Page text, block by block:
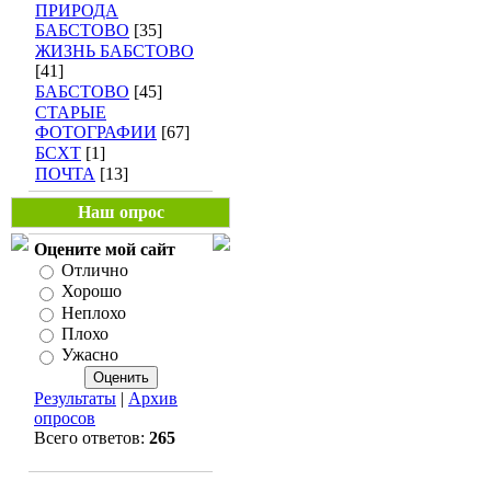
ПРИРОДА
БАБСТОВО [35]
ЖИЗНЬ БАБСТОВО
[41]
БАБСТОВО [45]
СТАРЫЕ
ФОТОГРАФИИ [67]
БСХТ [1]
ПОЧТА [13]
Наш опрос
Оцените мой сайт
Отлично
Хорошо
Неплохо
Плохо
Ужасно
Результаты | Архив
опросов
Всего ответов: 265